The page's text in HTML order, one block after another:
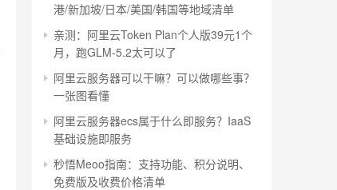
港/新加坡/日本/美国/韩国等地域清单
亲测：阿里云Token Plan个人版39元1个
月，跑GLM-5.2太可以了
阿里云服务器可以干嘛？可以做哪些事？
一张图看懂
阿里云服务器ecs属于什么即服务？IaaS
基础设施即服务
秒悟Meoo指南：支持功能、积分说明、
免费版及收费价格清单